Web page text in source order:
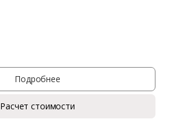
Подробнее
Расчет стоимости